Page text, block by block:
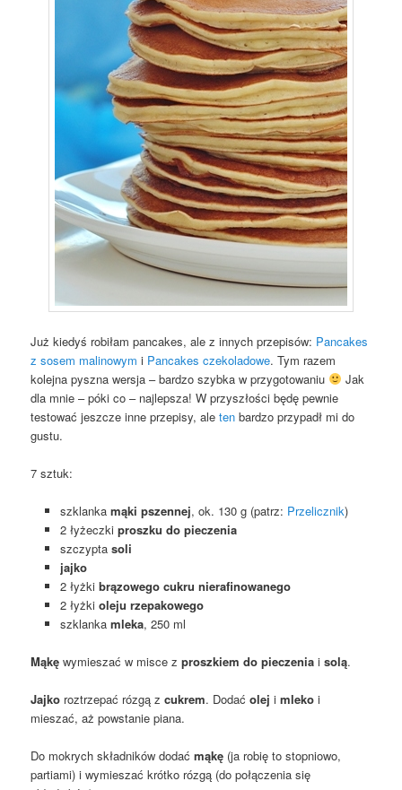
Już kiedyś robiłam pancakes, ale z innych przepisów: Pancakes
z sosem malinowym i Pancakes czekoladowe. Tym razem
kolejna pyszna wersja – bardzo szybka w przygotowaniu
Jak
dla mnie – póki co – najlepsza! W przyszłości będę pewnie
testować jeszcze inne przepisy, aleten bardzo przypadł mi do
gustu.
7 sztuk:
szklanka mąki pszennej, ok. 130 g (patrz: Przelicznik)
2 łyżeczki proszku do pieczenia
szczypta soli
jajko
2 łyżki brązowego cukru nierafinowanego
2 łyżki oleju rzepakowego
szklanka mleka, 250 ml
Mąkę wymieszać w misce zproszkiem do pieczenia isolą.
Jajko roztrzepać rózgą zcukrem. Dodaćolej imleko i
mieszać, aż powstanie piana.
Do mokrych składników dodaćmąkę (ja robię to stopniowo,
partiami) i wymieszać krótko rózgą (do połączenia się